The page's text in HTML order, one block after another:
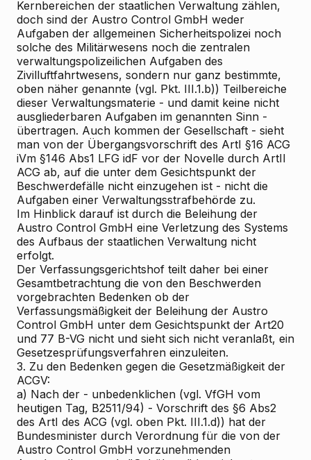
Kernbereichen der staatlichen Verwaltung zählen,
doch sind der Austro Control GmbH weder
Aufgaben der allgemeinen Sicherheitspolizei noch
solche des Militärwesens noch die zentralen
verwaltungspolizeilichen Aufgaben des
Zivilluftfahrtwesens, sondern nur ganz bestimmte,
oben näher genannte (vgl. Pkt. III.1.b)) Teilbereiche
dieser Verwaltungsmaterie - und damit keine nicht
ausgliederbaren Aufgaben im genannten Sinn -
übertragen. Auch kommen der Gesellschaft - sieht
man von der Übergangsvorschrift des ArtI §16 ACG
iVm §146 Abs1 LFG idF vor der Novelle durch ArtII
ACG ab, auf die unter dem Gesichtspunkt der
Beschwerdefälle nicht einzugehen ist - nicht die
Aufgaben einer Verwaltungsstrafbehörde zu.
Im Hinblick darauf ist durch die Beleihung der
Austro Control GmbH eine Verletzung des Systems
des Aufbaus der staatlichen Verwaltung nicht
erfolgt.
Der Verfassungsgerichtshof teilt daher bei einer
Gesamtbetrachtung die von den Beschwerden
vorgebrachten Bedenken ob der
Verfassungsmäßigkeit der Beleihung der Austro
Control GmbH unter dem Gesichtspunkt der Art20
und 77 B-VG nicht und sieht sich nicht veranlaßt, ein
Gesetzesprüfungsverfahren einzuleiten.
3. Zu den Bedenken gegen die Gesetzmäßigkeit der
ACGV:
a) Nach der - unbedenklichen (vgl. VfGH vom
heutigen Tag, B2511/94) - Vorschrift des §6 Abs2
des ArtI des ACG (vgl. oben Pkt. III.1.d)) hat der
Bundesminister durch Verordnung für die von der
Austro Control GmbH vorzunehmenden